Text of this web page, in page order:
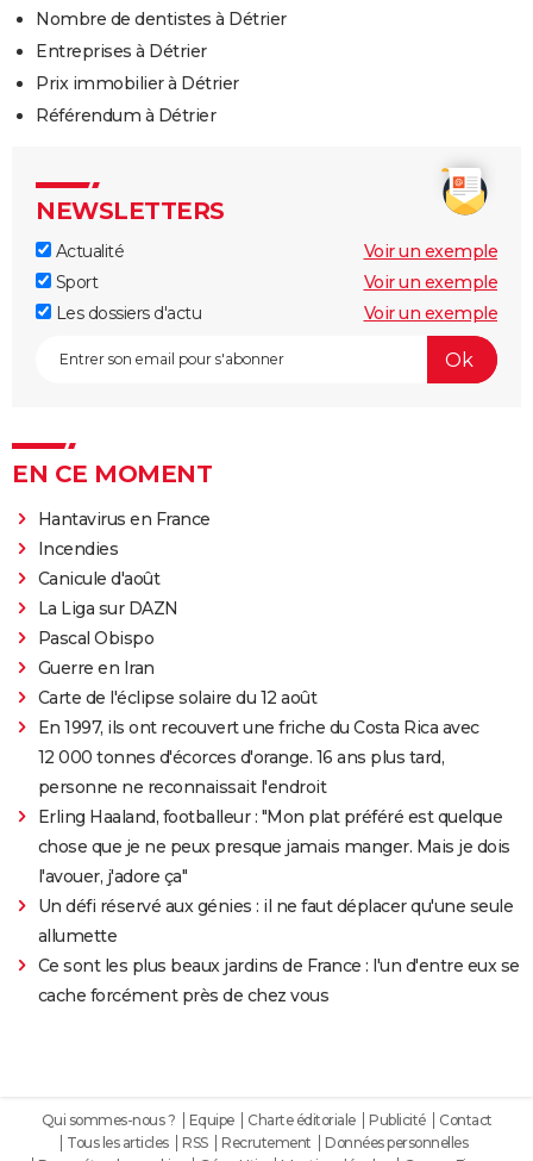
Nombre de dentistes à Détrier
Entreprises à Détrier
Prix immobilier à Détrier
Référendum à Détrier
NEWSLETTERS
Actualité
Voir un exemple
Sport
Voir un exemple
Les dossiers d'actu
Voir un exemple
EN CE MOMENT
Hantavirus en France
Incendies
Canicule d'août
La Liga sur DAZN
Pascal Obispo
Guerre en Iran
Carte de l'éclipse solaire du 12 août
En 1997, ils ont recouvert une friche du Costa Rica avec
12 000 tonnes d'écorces d'orange. 16 ans plus tard,
personne ne reconnaissait l'endroit
Erling Haaland, footballeur : "Mon plat préféré est quelque
chose que je ne peux presque jamais manger. Mais je dois
l'avouer, j'adore ça"
Un défi réservé aux génies : il ne faut déplacer qu'une seule
allumette
Ce sont les plus beaux jardins de France : l'un d'entre eux se
cache forcément près de chez vous
Qui sommes-nous ? Equipe Charte éditoriale Publicité
Contact
Tous les articles
RSS Recrutement
Données personnelles